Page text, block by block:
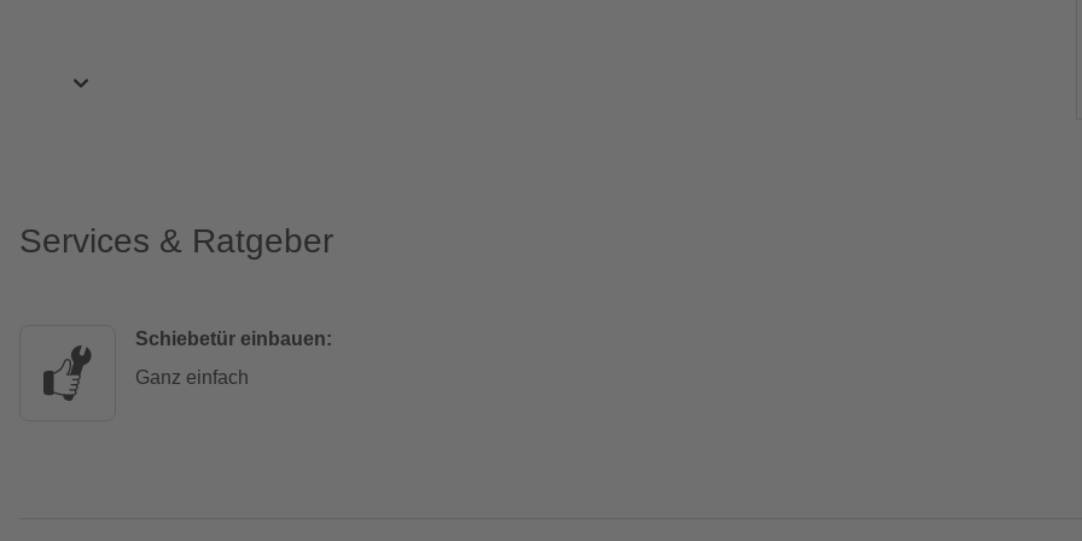
Services & Ratgeber
Schiebetür einbauen:
Ganz einfach